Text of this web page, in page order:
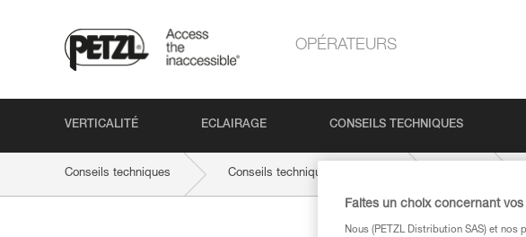
OPÉRATEURS
VERTICALITÉ ECLAIRAGE CONSEILS TECHNIQUES
Conseils techniques Conseils techniques par produit
Faites un choix concernant
Nous (PETZL Distribution SAS) et